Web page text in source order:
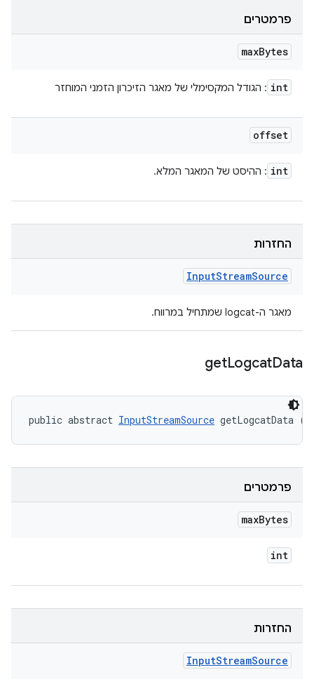
פרמטרים
maxBytes
int : הגודל המקסימלי של מאגר הזיכרון הזמני המוחזר
offset
int : ההיסט של המאגר המלא.
החזרות
InputStreamSource
מאגר ה-logcat שמתחיל במרווח.
getLogcatData
public abstract InputStreamSource getLogcatData
פרמטרים
maxBytes
int
החזרות
InputStreamSource